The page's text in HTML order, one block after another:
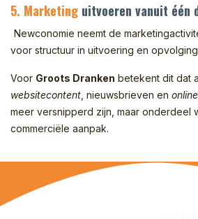
5. Marketing uitvoeren vanuit één
Newconomie neemt de
voor structuur in uitvoering en
Voor Groots Dranken betekent dit dat
websitecontent , nieuwsbrieven en
meer versnipperd zijn, maar onderdeel
commerciële aanpak.